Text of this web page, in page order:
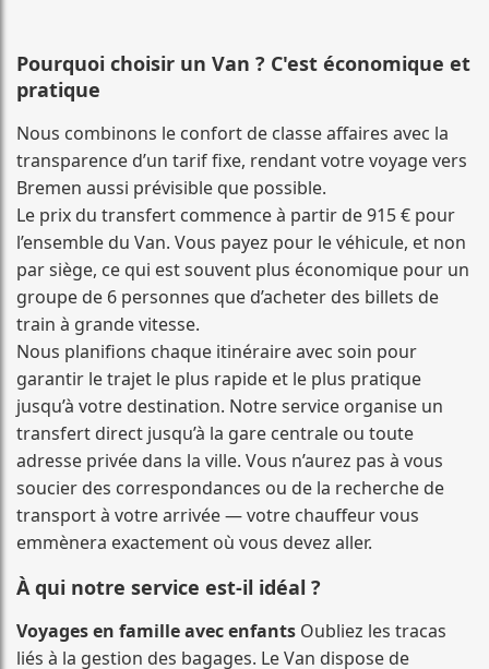
Pourquoi choisir un Van ? C'est économique et
pratique
Nous combinons le confort de classe affaires avec la
transparence d’un tarif fixe, rendant votre voyage vers
Bremen aussi prévisible que possible.
Le prix du transfert commence à partir de 915 € pour
l’ensemble du Van. Vous payez pour le véhicule, et non
par siège, ce qui est souvent plus économique pour un
groupe de 6 personnes que d’acheter des billets de
train à grande vitesse.
Nous planifions chaque itinéraire avec soin pour
garantir le trajet le plus rapide et le plus pratique
jusqu’à votre destination. Notre service organise un
transfert direct jusqu’à la gare centrale ou toute
adresse privée dans la ville. Vous n’aurez pas à vous
soucier des correspondances ou de la recherche de
transport à votre arrivée — votre chauffeur vous
emmènera exactement où vous devez aller.
À qui notre service est-il idéal ?
Voyages en famille avec enfants Oubliez les tracas
liés à la gestion des bagages. Le Van dispose de